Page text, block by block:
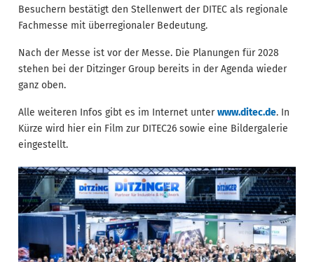
Besuchern bestätigt den Stellenwert der DITEC als regionale
Fachmesse mit überregionaler Bedeutung.
Nach der Messe ist vor der Messe. Die Planungen für 2028
stehen bei der Ditzinger Group bereits in der Agenda wieder
ganz oben.
Alle weiteren Infos gibt es im Internet unterwww.ditec.de. In
Kürze wird hier ein Film zur DITEC26 sowie eine Bildergalerie
eingestellt.